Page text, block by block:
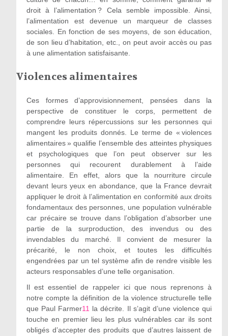
droit à l’alimentation ? Cela semble impossible. Ainsi,
l’alimentation est devenue un marqueur de classes
sociales. En fonction de ses moyens, de son éducation,
de son lieu d’habitation, etc., on peut avoir accès ou pas
à une alimentation satisfaisante.
Violences alimentaires
Ces formes d’approvisionnement, pensées dans la
perspective de constituer le corps, permettent de
comprendre leurs répercussions sur les personnes qui
mangent les produits donnés. Le terme de « violences
alimentaires » qualifie l’ensemble des atteintes physiques
et psychologiques que l’on peut observer sur les
personnes qui recourent durablement à l’aide
alimentaire. En effet, alors que la nourriture circule
devant leurs yeux en abondance, que la France devrait
appliquer le droit à l’alimentation en conformité aux droits
fondamentaux des personnes, une population vulnérable
car précaire se trouve dans l’obligation d’absorber une
partie de la surproduction, des invendus ou des
invendables du marché. Il convient de mesurer la
précarité, le non choix, et toutes les difficultés
engendrées par un tel système afin de rendre visible les
acteurs responsables d’une telle organisation.
Il est essentiel de rappeler ici que nous reprenons à
notre compte la définition de la violence structurelle telle
que Paul Farmer11 la décrite. Il s’agit d’une violence qui
touche en premier lieu les plus vulnérables car ils sont
obligés d’accepter des produits que d’autres laissent de